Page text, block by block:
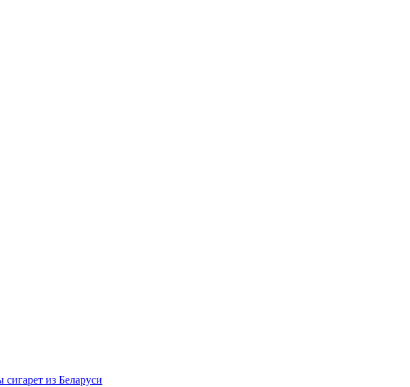
из Беларуси